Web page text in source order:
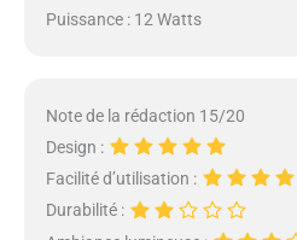
Puissance : 12 Watts
Note de la rédaction 15/20
Design :
Facilité d’utilisation :
Durabilité :